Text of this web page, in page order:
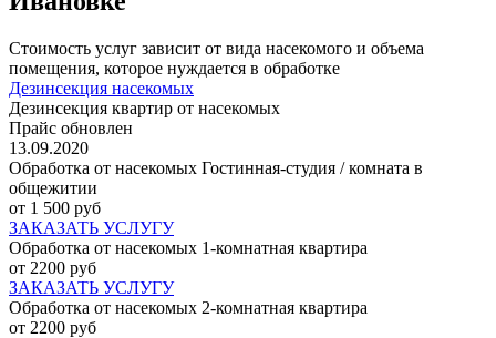
Стоимость услуг зависит от вида насекомого и объема
помещения, которое нуждается в обработке
Дезинсекция насекомых
Дезинсекция квартир от насекомых
Прайс обновлен
13.09.2020
Обработка от насекомых Гостинная-студия / комната в
общежитии
от 1 500 руб
ЗАКАЗАТЬ УСЛУГУ
Обработка от насекомых 1-комнатная квартира
от 2200 руб
ЗАКАЗАТЬ УСЛУГУ
Обработка от насекомых 2-комнатная квартира
от 2200 руб